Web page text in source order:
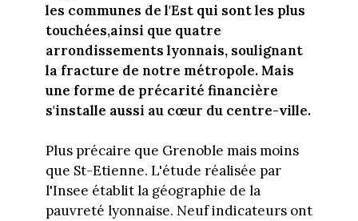
les communes de l'Est qui sont les plus
touchées,ainsi que quatre
arrondissements lyonnais, soulignant
la fracture de notre métropole. Mais
une forme de précarité financière
s'installe aussi au cœur du centre-ville.
Plus précaire que Grenoble mais moins
que St-Etienne. L'étude réalisée par
l'Insee établit la géographie de la
pauvreté lyonnaise. Neuf indicateurs ont